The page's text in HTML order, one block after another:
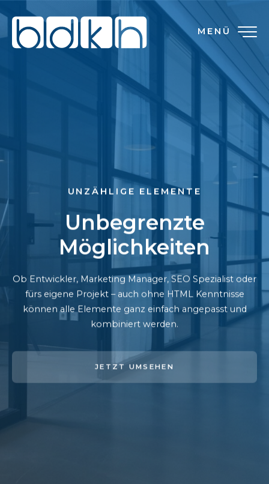
MENÜ
UNZÄHLIGE ELEMENTE
Unbegrenzte
Möglichkeiten
Ob Entwickler, Marketing Manager, SEO Spezialist oder
fürs eigene Projekt – auch ohne HTML Kenntnisse
können alle Elemente ganz einfach angepasst und
kombiniert werden.
JETZT UMSEHEN